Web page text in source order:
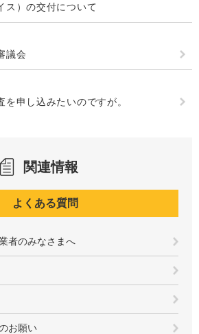
ス）の交付について
議会
申し込みたいのですが。
関連情報
よくある質問
者のみなさまへ
お願い